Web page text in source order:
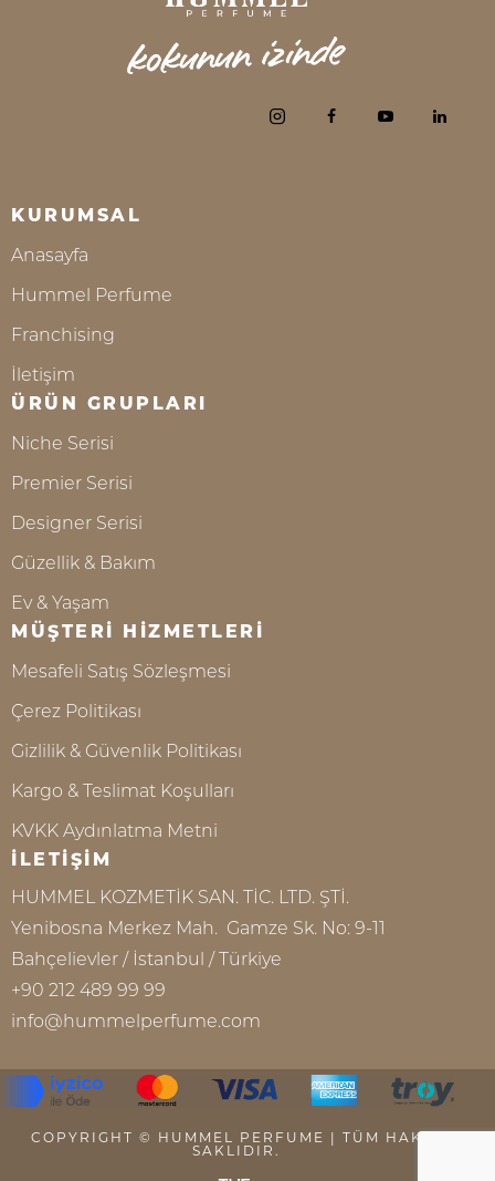
KURUMSAL
Anasayfa
Hummel Perfume
Franchising
İletişim
ÜRÜN GRUPLARI
Niche Serisi
Premier Serisi
Designer Serisi
Güzellik & Bakım
Ev & Yaşam
MÜŞTERİ HİZMETLERİ
Mesafeli Satış Sözleşmesi
Çerez Politikası
Gizlilik & Güvenlik Politikası
Kargo & Teslimat Koşulları
KVKK Aydınlatma Metni
İLETİŞİM
HUMMEL KOZMETİK SAN. TİC. LTD. ŞTİ.
Yenibosna Merkez Mah. Gamze Sk. No: 9-11
Bahçelievler / İstanbul / Türkiye
+90 212 489 99 99
info@hummelperfume.com
COPYRIGHT © HUMMEL PERFUME | TÜM HAKKI
SAKLIDIR.